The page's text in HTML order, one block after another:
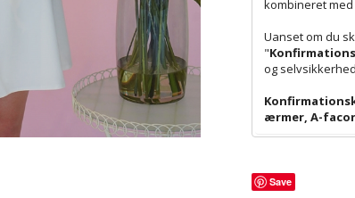
kombineret
Uanset om du
"
og
ærmer, A-
Save